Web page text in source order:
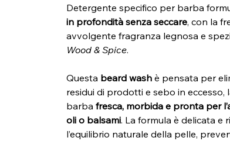
Detergente specifico per barba
in profondità senza seccare, con la
avvolgente fragranza legnosa e
Wood & Spice.
Questa beard washè pensata per
residui di prodotti e sebo in eccesso,
barba fresca, morbida e pronta per
oli o balsami. La formula è delicata e
l’equilibrio naturale della pelle,